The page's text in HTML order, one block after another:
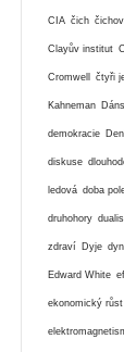
CIA čich
Clayův institut
Cromwell čtyři
Kahneman
demokracie
diskuse
ledová doba
druhohory
zdraví Dyje
Edward White
ekonomický růst